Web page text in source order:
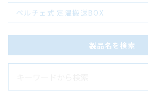
ペルチェ式 定温搬送BOX
製品名を検索